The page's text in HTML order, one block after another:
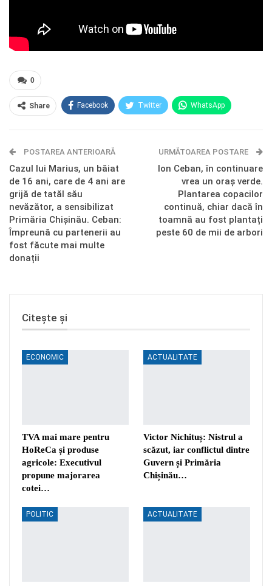
0
Share Facebook Twitter WhatsApp
Telegram OK.ru
POSTAREA ANTERIOARĂ
Cazul lui Marius, un băiat
de 16 ani, care de 4 ani are
grijă de tatăl său
nevăzător, a sensibilizat
Primăria Chișinău. Ceban:
Împreună cu partenerii au
fost făcute mai multe
donații
URMĂTOAREA POSTARE
Ion Ceban, în continuare
vrea un oraș verde.
Plantarea copacilor
continuă, chiar dacă în
toamnă au fost plantați
peste 60 de mii de arbori
Citește și
ECONOMIC
TVA mai mare pentru
HoReCa și produse
agricole: Executivul
propune majorarea
cotei…
ACTUALITATE
Victor Nichituș: Nistrul a
scăzut, iar conflictul dintre
Guvern și Primăria
Chișinău…
POLITIC ACTUALITATE